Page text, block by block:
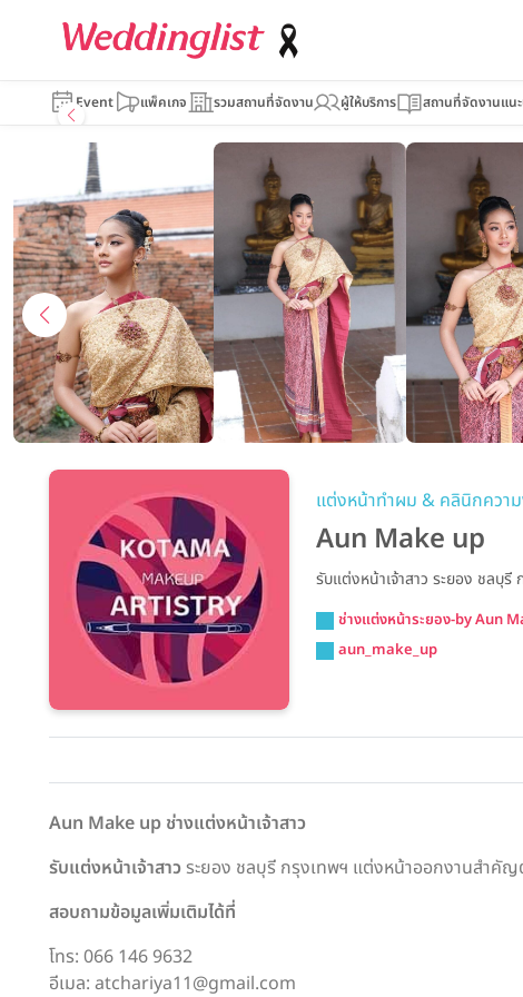
Event แพ็คเกจ รวมสถานที่จัดงาน ผู้ให้บริการ สถานที่จัดงานแน
แต่งหน้าทำผม & คลินิกควา
Aun Make up
รับแต่งหน้าเจ้าสาว ระยอง ชลบุ
ช่างแต่งหน้าระยอง-by Aun
aun_make_up
Aun Make up ช่างแต่งหน้าเจ้าสาว
รับแต่งหน้าเจ้าสาวระยอง ชลบุรี กรุงเทพฯ แต่งหน้าออกงานสำคั
สอบถามข้อมูลเพิ่มเติมได้ที่
โทร: 066 146 9632
อีเมล: atchariya11@gmail.com